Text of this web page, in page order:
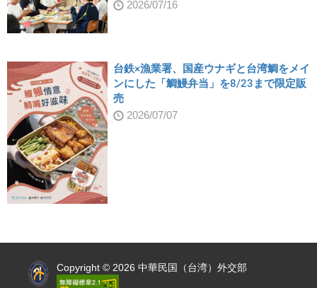
2026/07/16
台鉄×漁業署、国産ウナギと台湾鯛をメイ
ンにした「鯛鰻弁当」を8/23まで限定販
売
2026/07/07
Copyright © 2026 中華民国（台湾）外交部